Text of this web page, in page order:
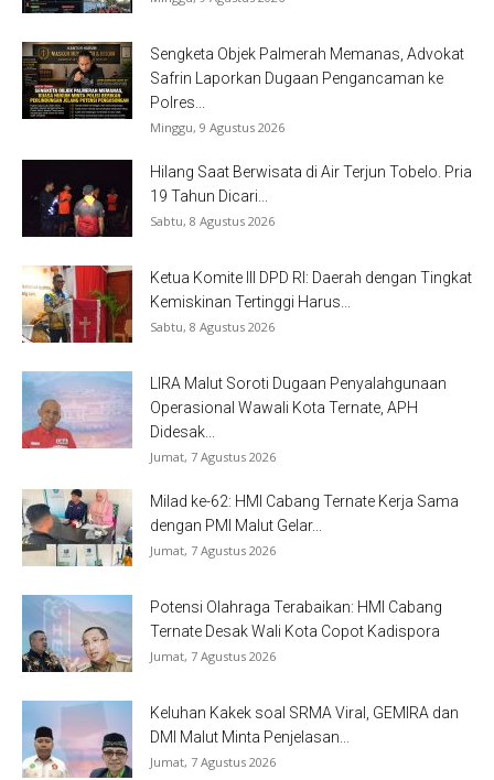
Sengketa Objek Palmerah Memanas, Advokat
Safrin Laporkan Dugaan Pengancaman ke
Polres...
Minggu, 9 Agustus 2026
Hilang Saat Berwisata di Air Terjun Tobelo. Pria
19 Tahun Dicari...
Sabtu, 8 Agustus 2026
Ketua Komite III DPD RI: Daerah dengan Tingkat
Kemiskinan Tertinggi Harus...
Sabtu, 8 Agustus 2026
LIRA Malut Soroti Dugaan Penyalahgunaan
Operasional Wawali Kota Ternate, APH
Didesak...
Jumat, 7 Agustus 2026
Milad ke-62: HMI Cabang Ternate Kerja Sama
dengan PMI Malut Gelar...
Jumat, 7 Agustus 2026
Potensi Olahraga Terabaikan: HMI Cabang
Ternate Desak Wali Kota Copot Kadispora
Jumat, 7 Agustus 2026
Keluhan Kakek soal SRMA Viral, GEMIRA dan
DMI Malut Minta Penjelasan...
Jumat, 7 Agustus 2026